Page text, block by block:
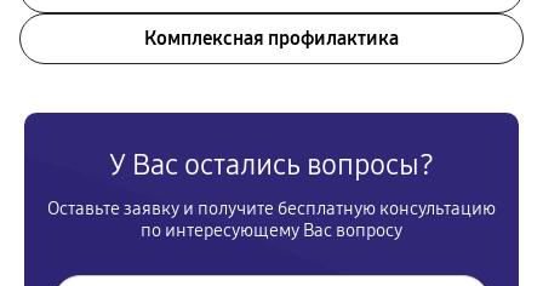
Комплексная профилактика
У Вас остались вопросы?
Оставьте заявку и получите бесплатную консультацию
по интересующему Вас вопросу